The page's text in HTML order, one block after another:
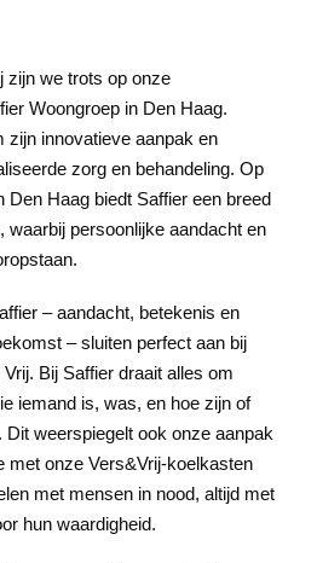
zijn we trots op onze
Woongroep in Den Haag.
zijn innovatieve aanpak en
zorg en behandeling. Op
Den Haag biedt Saffier een breed
waarbij persoonlijke aandacht en
– aandacht, betekenis en
– sluiten perfect aan bij
Bij Saffier draait alles om
iemand is, was, en hoe zijn of
weerspiegelt ook onze aanpak
met onze Vers&Vrij-koelkasten
met mensen in nood, altijd met
hun waardigheid.